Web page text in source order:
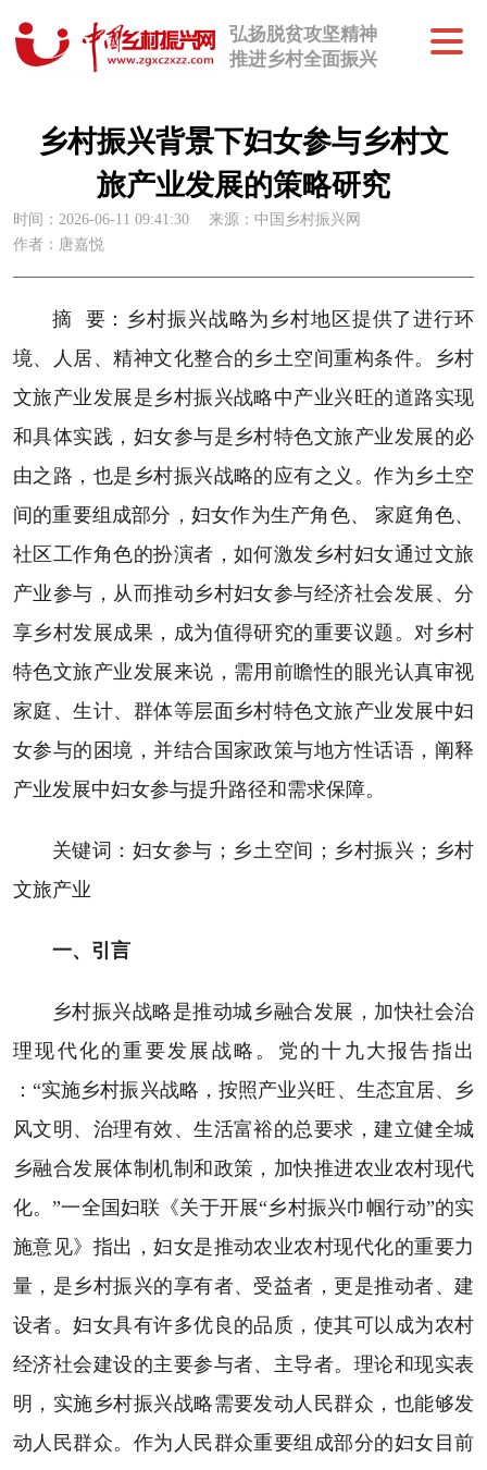
弘扬脱贫攻坚精神
推进乡村全面振兴
乡村振兴背景下妇女参与乡村文
旅产业发展的策略研究
时间：2026-06-11 09:41:30
来源：中国乡村振兴网
作者：唐嘉悦
摘 要：乡村振兴战略为乡村地区提供了进行环
境、人居、精神文化整合的乡土空间重构条件。乡村
文旅产业发展是乡村振兴战略中产业兴旺的道路实现
和具体实践，妇女参与是乡村特色文旅产业发展的必
由之路，也是乡村振兴战略的应有之义。作为乡土空
间的重要组成部分，妇女作为生产角色、 家庭角色、
社区工作角色的扮演者，如何激发乡村妇女通过文旅
产业参与，从而推动乡村妇女参与经济社会发展、分
享乡村发展成果，成为值得研究的重要议题。对乡村
特色文旅产业发展来说，需用前瞻性的眼光认真审视
家庭、生计、群体等层面乡村特色文旅产业发展中妇
女参与的困境，并结合国家政策与地方性话语，阐释
产业发展中妇女参与提升路径和需求保障。
关键词：妇女参与；乡土空间；乡村振兴；乡村
文旅产业
一、引言
乡村振兴战略是推动城乡融合发展，加快社会治
理现代化的重要发展战略。党的十九大报告指出
：“实施乡村振兴战略，按照产业兴旺、生态宜居、乡
风文明、治理有效、生活富裕的总要求，建立健全城
乡融合发展体制机制和政策，加快推进农业农村现代
化。”一全国妇联《关于开展“乡村振兴巾帼行动”的实
施意见》指出，妇女是推动农业农村现代化的重要力
量，是乡村振兴的享有者、受益者，更是推动者、建
设者。妇女具有许多优良的品质，使其可以成为农村
经济社会建设的主要参与者、主导者。理论和现实表
明，实施乡村振兴战略需要发动人民群众，也能够发
动人民群众。作为人民群众重要组成部分的妇女目前